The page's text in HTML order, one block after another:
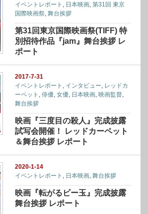
イベントレポート , 日本映画,第31回 東京
国際映画祭,舞台挨拶
第31回東京国際映画祭(TIFF) 特
別招待作品『jam』舞台挨拶 レ
ポート
2017-7-31
イベントレポート , インタビュー, レッドカ
ーペット ,俳優,女優, 日本映画,映画監督,
舞台挨拶
映画『三度目の殺人』完成披露
試写会開催！ レッドカーペット
＆​舞台挨拶 レポート
2020-1-14
イベントレポート , 日本映画,舞台挨拶
映画『転がるビー玉』完成披露
舞台挨拶 レポート